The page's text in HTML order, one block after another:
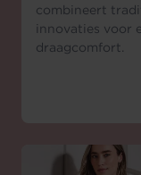
combineert
innovaties voor
draagcomfort.